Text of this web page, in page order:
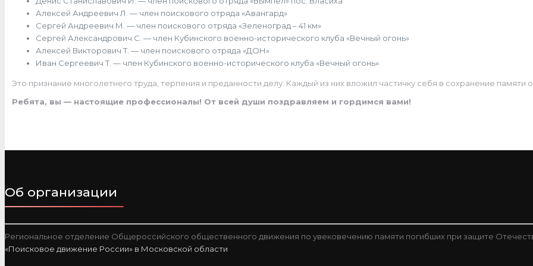
Алексей Андреевич Л. — член поискового отряда «Авангард»
Сергей Андреевич М. — член поискового отряда «Зеленоград – 41 км»
Сергей Александрович С. — член Кубинского военно-исторического клуба «Вечный огонь»
Алексей Викторович Т. — член поискового отряда «ДОН»
Иван Сергеевич Т. — член Кубинского военно-исторического клуба «Вечный огонь»
Это признание многолетнего труда, терпения и преданности делу. Каждый из них вложил частичку себя в сохранение памяти о
Ребята, вы — настоящие профессионалы! От всей души поздравляем и гордимся вами!
Об организации
Региональное отделение Общероссийского общественного движения по увековечению памяти погибших при защите
«Поисковое движение России» в Московской области